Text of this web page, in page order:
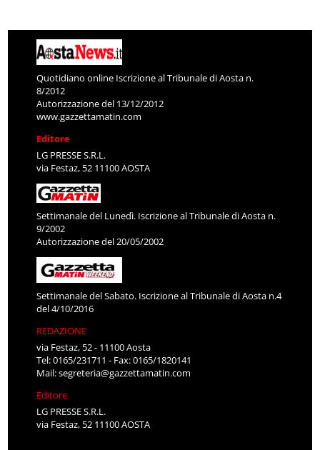
Quotidiano online Iscrizione al Tribunale di Aosta n.
8/2012
Autorizzazione del 13/12/2012
www.gazzettamatin.com
Editore
LG PRESSE S.R.L.
via Festaz, 52 11100 AOSTA
Settimanale del Lunedì. Iscrizione al Tribunale di Aosta n.
9/2002
Autorizzazione del 20/05/2002
Settimanale del Sabato. Iscrizione al Tribunale di Aosta n.4
del 4/10/2016
REDAZIONE
via Festaz, 52 - 11100 Aosta
Tel: 0165/231711 - Fax: 0165/1820141
Mail:segreteria@gazzettamatin.com
Editore
LG PRESSE S.R.L.
via Festaz, 52 11100 AOSTA